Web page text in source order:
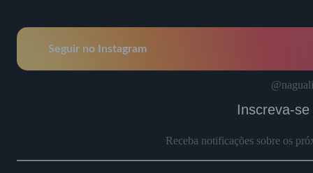
Seguir no Instagram
Inscreva-
Receba notificações sobre os